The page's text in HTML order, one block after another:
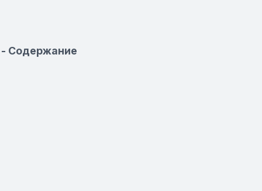
- Содержание